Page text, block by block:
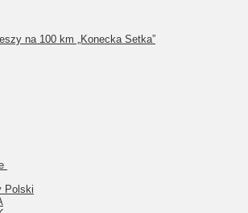
na 100 km „Konecka Setka”
Polski